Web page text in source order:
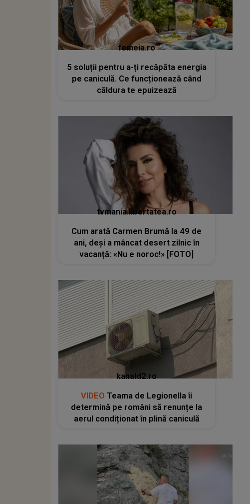
femeia.ro
5 soluții pentru a-ți recăpăta energia
pe caniculă. Ce funcționează când
căldura te epuizează
tvmania.libertatea.ro
Cum arată Carmen Brumă la 49 de
ani, deși a mâncat desert zilnic în
vacanță: «Nu e noroc!» [FOTO]
kanald2.ro
VIDEO Teama de Legionella îi
determină pe români să renunțe la
aerul condiționat în plină caniculă